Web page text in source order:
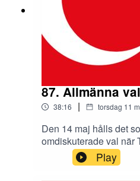
87. Allmänna
38:16 | torsdag 11
Den 14 maj hålls det
omdiskuterade val när
parlamentariker och
all makt. Vi gör en
går igenom de senaste
Play